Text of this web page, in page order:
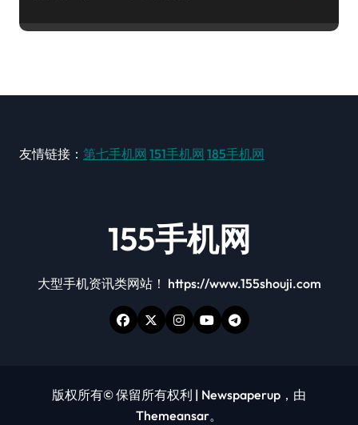
友情链接： 第七手机网 151手机网 185手机网
155手机网
大型手机资讯类网站！ https://www.155shouji.com
版权所有© 保留所有权利 | Newspaperup ，由
Themeansar。